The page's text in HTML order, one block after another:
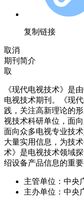
复制链接
取消
期刊简介
取
《现代电视技术》是
电视技术期刊。《现
践，关注高新理论的
视技术科研单位，面
面向众多电视专业技
大量实用信息，为技
术》是电视技术领域
绍设备产品信息的重要
主管单位： 中央
主办单位： 中央